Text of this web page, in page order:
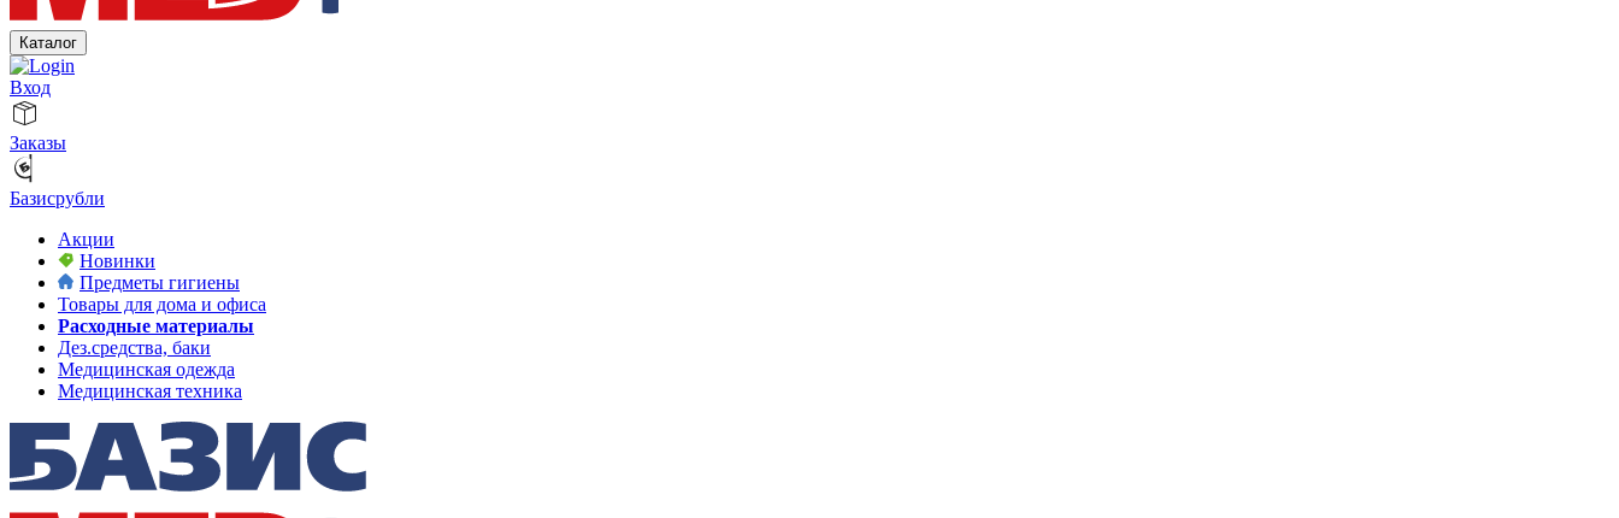
Каталог
Вход
Заказы
Базисрубли
Акции
Новинки
Предметы гигиены
Товары для дома и офиса
Расходные материалы
Дез.средства, баки
Медицинская одежда
Медицинская техника